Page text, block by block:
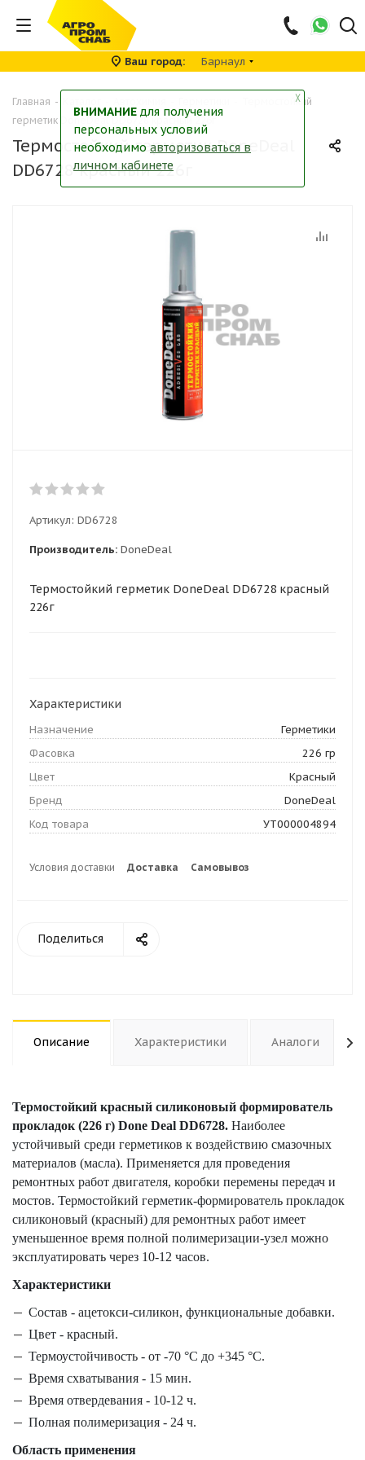
Ваш город Барнаул
Главная -
Термостойкий
герметик DoneDeal DD6728 красный 226г
Термостойкий герметик DoneDeal
DD6728 красный 226г
Артикул: DD6728
Производитель: DoneDeal
Термостойкий герметик DoneDeal DD6728 красный
226г
Характеристики
Назначение
Герметики
Фасовка
226 гр
Цвет
Красный
Бренд
DoneDeal
Код товара
УТ000004894
Условия доставки Доставка Самовывоз
Поделиться
Описание Характеристики Аналоги
Термостойкий красный силиконовый формирователь
прокладок (226 г) Done Deal DD6728. Наиболее
устойчивый среди герметиков к воздействию смазочных
материалов (масла). Применяется для проведения
ремонтных работ двигателя, коробки перемены передач и
мостов. Термостойкий герметик-формирователь прокладок
силиконовый (красный) для ремонтных работ имеет
уменьшенное время полной полимеризации-узел можно
эксплуатировать через 10-12 часов.
Характеристики
Состав - ацетокси-силикон, функциональные добавки.
Цвет - красный.
Термоустойчивость - от -70 °С до +345 °С.
Время схватывания - 15 мин.
Время отвердевания - 10-12 ч.
Полная полимеризация - 24 ч.
Область применения
╳
ВНИМАНИЕ для получения
персональных условий
необходимо авторизоваться в
личном кабинете